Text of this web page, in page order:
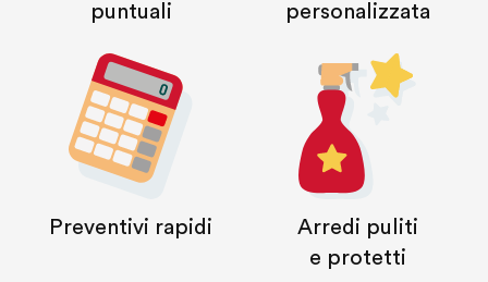
puntuali
personalizzata
Preventivi rapidi
Arredi puliti
e protetti